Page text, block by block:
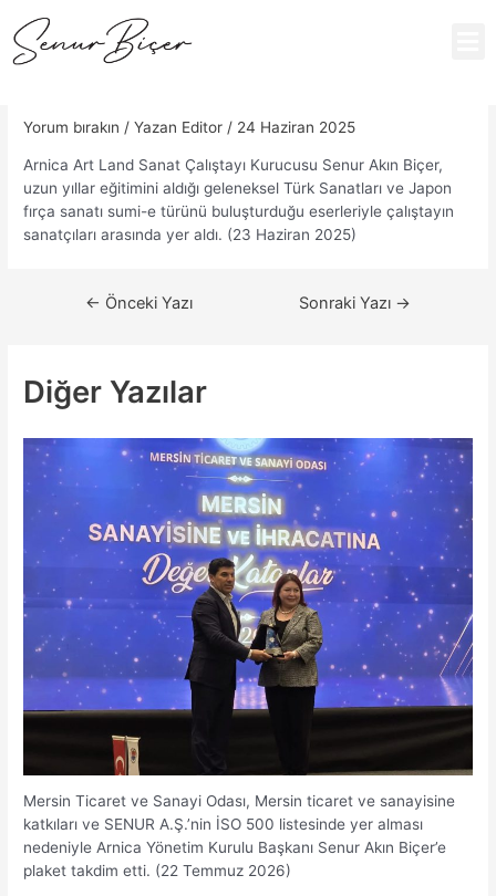
Yorum bırakın / Yazan Editor / 24 Haziran 2025
Arnica Art Land Sanat Çalıştayı Kurucusu Senur Akın Biçer,
uzun yıllar eğitimini aldığı geleneksel Türk Sanatları ve Japon
fırça sanatı sumi-e türünü buluşturduğu eserleriyle çalıştayın
sanatçıları arasında yer aldı. (23 Haziran 2025)
← Önceki Yazı Sonraki Yazı →
Diğer Yazılar
Mersin Ticaret ve Sanayi Odası, Mersin ticaret ve sanayisine
katkıları ve SENUR A.Ş.’nin İSO 500 listesinde yer alması
nedeniyle Arnica Yönetim Kurulu Başkanı Senur Akın Biçer’e
plaket takdim etti. (22 Temmuz 2026)